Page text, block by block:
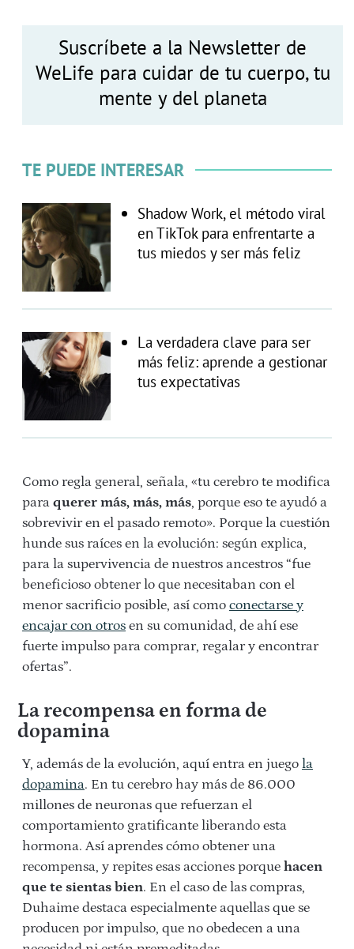
Suscríbete a la Newsletter de
WeLife para cuidar de tu cuerpo, tu
mente y del planeta
TE PUEDE INTERESAR
Shadow Work, el método viral
en TikTok para enfrentarte a
tus miedos y ser más feliz
La verdadera clave para ser
más feliz: aprende a gestionar
tus expectativas
Como regla general, señala, «tu cerebro te modifica
para querer más, más, más, porque eso te ayudó a
sobrevivir en el pasado remoto». Porque la cuestión
hunde sus raíces en la evolución: según explica,
para la supervivencia de nuestros ancestros “fue
beneficioso obtener lo que necesitaban con el
menor sacrificio posible, así como conectarse y
encajar con otros en su comunidad, de ahí ese
fuerte impulso para comprar, regalar y encontrar
ofertas”.
La recompensa en forma de
dopamina
Y, además de la evolución, aquí entra en juego la
dopamina. En tu cerebro hay más de 86.000
millones de neuronas que refuerzan el
comportamiento gratificante liberando esta
hormona. Así aprendes cómo obtener una
recompensa, y repites esas acciones porque hacen
que te sientas bien. En el caso de las compras,
Duhaime destaca especialmente aquellas que se
producen por impulso, que no obedecen a una